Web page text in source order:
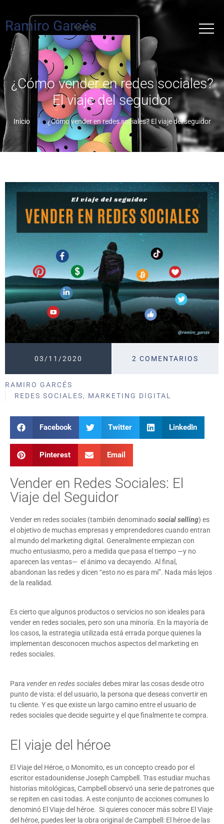
Ramiro Garcés
¿Cómo vender en redes sociales?
El viaje del seguidor
Inicio ¿Cómo vender en redes sociales? El viaje del seguidor
03/11/2020 2 COMENTARIOS
RAMIRO GARCÉS
REDES SOCIALES, MARKETING DIGITAL
Facebook Twitter LinkedIn
Pinterest Email
Vender en Redes Sociales: El
Viaje del Seguidor
Vender en redes sociales (también denominadosocial selling) es
el objetivo de muchas empresas y emprendedores cuando entran
al mundo del marketing digital. Generalmente empiezan con
mucho entusiasmo, pero a medida que pasa el tiempo —y no
aparecen las ventas— el ánimo va decayendo. Al final,
abandonan las redes y dicen “esto no es para mí”. Nada más lejos
de la realidad.
Es cierto que algunos productos o servicios no son ideales para
vender en redes sociales, pero son una minoría. En la mayoría de
los casos, la estrategia utilizada está errada porque quienes la
implementan desconocen muchos aspectos del marketing en
redes sociales.
Para vender en redes socialesdebes mirar las cosas desde otro
punto de vista: el del usuario, la persona que deseas convertir en
tu cliente. Y es que existe un largo camino entre el usuario de
redes sociales que decide seguirte y el que finalmente te compra.
El viaje del héroe
El Viaje del Héroe, o Monomito, es un concepto creado por el
escritor estadounidense Joseph Campbell. Tras estudiar muchas
historias mitológicas, Campbell observó una serie de patrones que
se repiten en casi todas. A este conjunto de acciones comunes lo
denominó El Viaje del héroe. Si quieres conocer más sobre El Viaje
del héroe, puedes leer la obra original de Campbell: El héroe de las